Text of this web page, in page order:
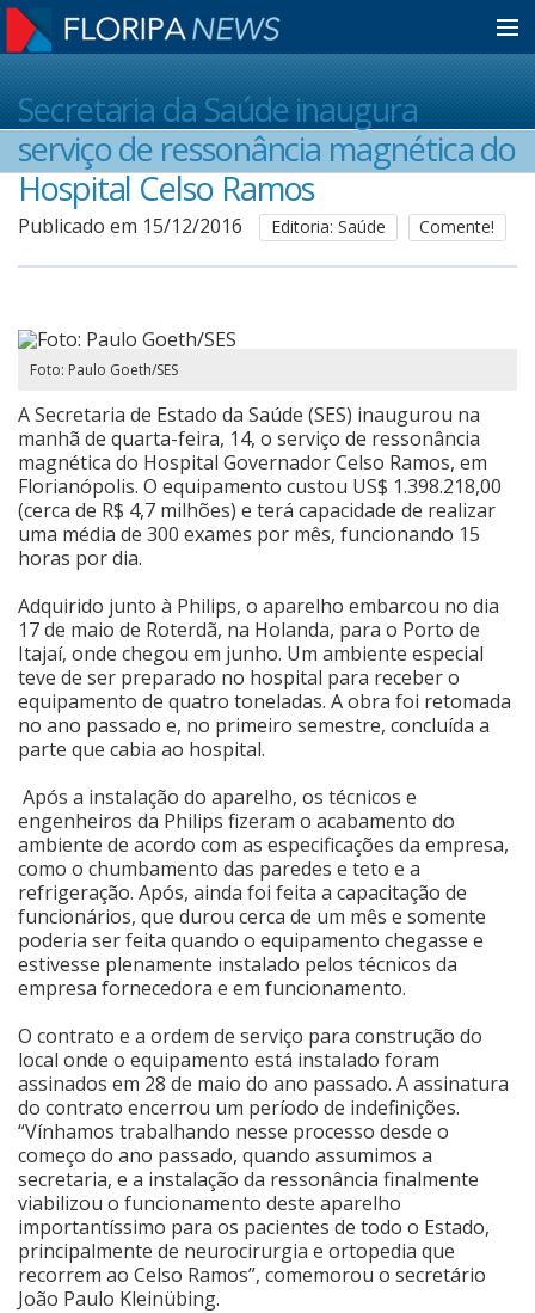
Home
Notícias
Classificados
Guia de Serviços
Anuncie
Agenda Cultural
Anuncie
Fale Conosco
Secretaria da Saúde inaugura
serviço de ressonância magnética do
Hospital Celso Ramos
Publicado em 15/12/2016 Editoria: Saúde Comente!
Foto: Paulo Goeth/SES
A Secretaria de Estado da Saúde (SES) inaugurou na
manhã de quarta-feira, 14, o serviço de ressonância
magnética do Hospital Governador Celso Ramos, em
Florianópolis. O equipamento custou US$ 1.398.218,00
(cerca de R$ 4,7 milhões) e terá capacidade de realizar
uma média de 300 exames por mês, funcionando 15
horas por dia.
Adquirido junto à Philips, o aparelho embarcou no dia
17 de maio de Roterdã, na Holanda, para o Porto de
Itajaí, onde chegou em junho. Um ambiente especial
teve de ser preparado no hospital para receber o
equipamento de quatro toneladas. A obra foi retomada
no ano passado e, no primeiro semestre, concluída a
parte que cabia ao hospital.
Após a instalação do aparelho, os técnicos e
engenheiros da Philips fizeram o acabamento do
ambiente de acordo com as especificações da empresa,
como o chumbamento das paredes e teto e a
refrigeração. Após, ainda foi feita a capacitação de
funcionários, que durou cerca de um mês e somente
poderia ser feita quando o equipamento chegasse e
estivesse plenamente instalado pelos técnicos da
empresa fornecedora e em funcionamento.
O contrato e a ordem de serviço para construção do
local onde o equipamento está instalado foram
assinados em 28 de maio do ano passado. A assinatura
do contrato encerrou um período de indefinições.
“Vínhamos trabalhando nesse processo desde o
começo do ano passado, quando assumimos a
secretaria, e a instalação da ressonância finalmente
viabilizou o funcionamento deste aparelho
importantíssimo para os pacientes de todo o Estado,
principalmente de neurocirurgia e ortopedia que
recorrem ao Celso Ramos”, comemorou o secretário
João Paulo Kleinübing.